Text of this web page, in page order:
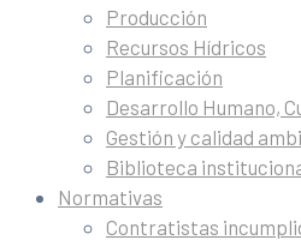
Producción
Recursos Hídricos
Planificación
Desarrollo Humano,
Gestión y calidad
Biblioteca
Normativas
Contratistas